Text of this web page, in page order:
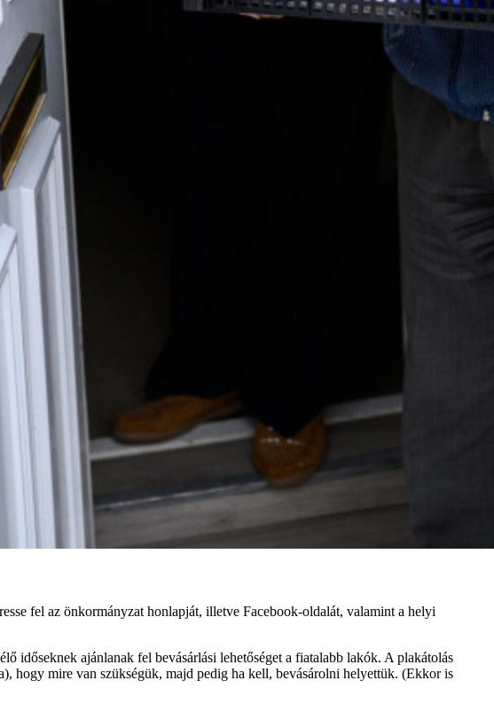
fel az önkormányzat honlapját, illetve Facebook-oldalát, valamint a helyi
időseknek ajánlanak fel bevásárlási lehetőséget a fiatalabb lakók. A plakátolás
hogy mire van szükségük, majd pedig ha kell, bevásárolni helyettük. (Ekkor is